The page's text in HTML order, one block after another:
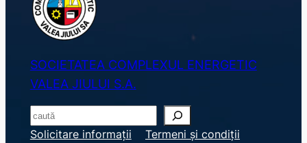
SOCIETATEA COMPLEXUL ENERGETIC
VALEA JIULUI S.A.
S
e
Solicitare informații
Termeni și condiții